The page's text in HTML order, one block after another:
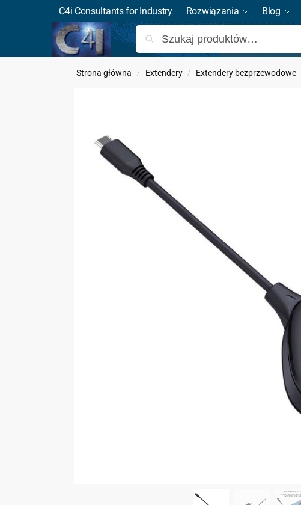
C4i Consultants for Industry Rozwiązania Blog
Strona główna / Extendery / Extendery bezprzewodowe